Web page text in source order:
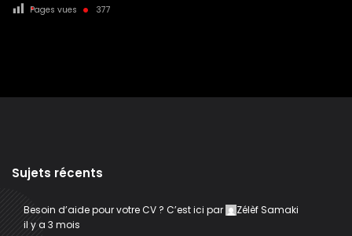
Pages vues 377
Sujets récents
Besoin d’aide pour votre CV ? C’est ici par
Zélèf Samaki
il y a 3 mois